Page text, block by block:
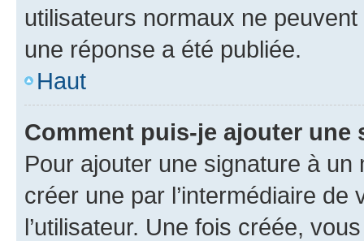
utilisateurs normaux ne
une réponse a été publiée.
Haut
Comment puis-je ajouter une
Pour ajouter une signature à un
créer une par l’intermédiaire
l’utilisateur. Une fois créée,